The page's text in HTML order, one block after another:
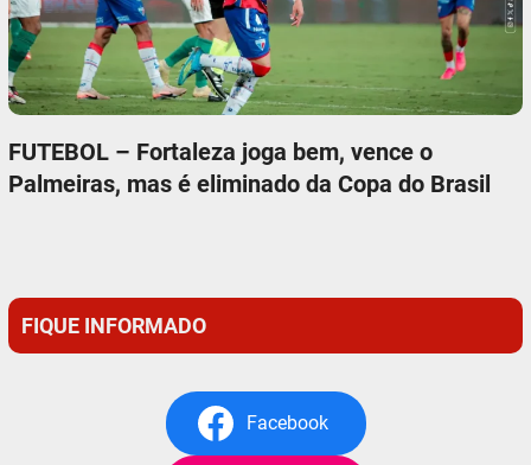
FUTEBOL – Fortaleza joga bem, vence o
Palmeiras, mas é eliminado da Copa do Brasil
FIQUE INFORMADO
Facebook